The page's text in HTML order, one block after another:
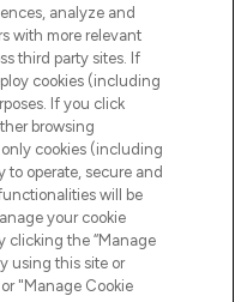
Personal
analyze and
with more relevant
third party sites. If
cookies (including
If you click
browsing
cookies (including
to operate, secure and
will be
your cookie
clicking the “Manage
using this site or
"Manage Cookie